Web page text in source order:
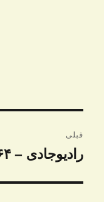
نوشته
قبلی
نوشته
رادیوجادی – ۱۶۴ – هر دو سوراخ